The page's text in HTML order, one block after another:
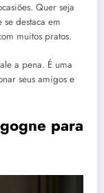
Quer seja
destaca em
muitos pratos.
a pena. É uma
seus amigos e
para